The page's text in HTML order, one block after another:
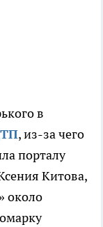
в
, из-за чего
порталу
Китова,
около